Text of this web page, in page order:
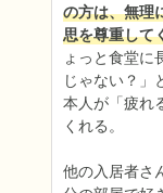
の方は、無理
思を尊重して
ょっと食堂に
じゃない？」
本人が「疲れ
くれる。
他の入居者さ